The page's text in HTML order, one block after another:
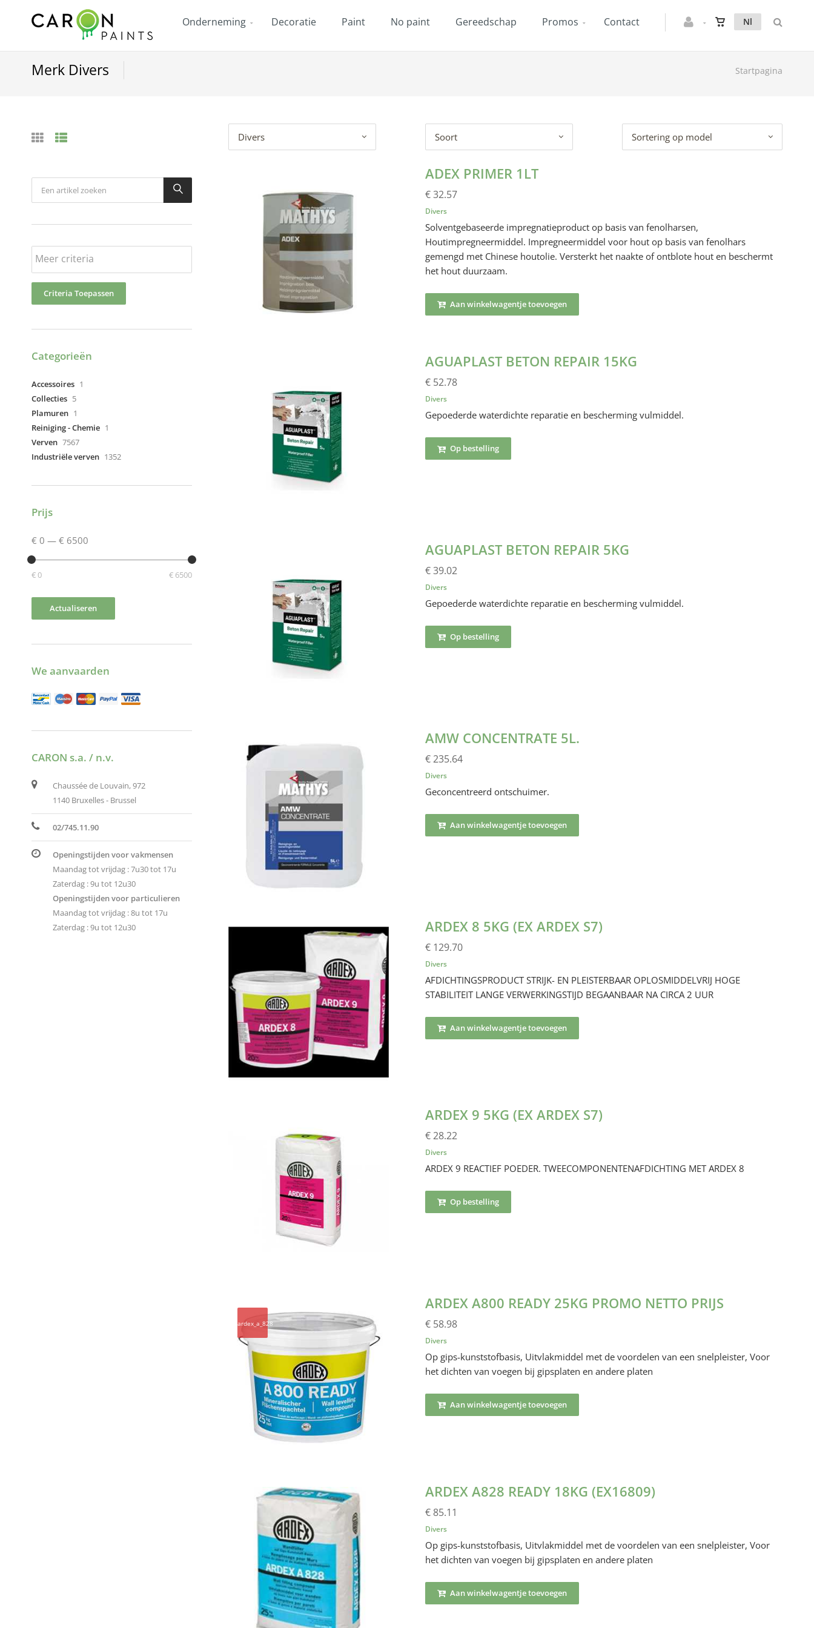
Nl
Onderneming Decoratie Paint No paint Gereedschap Promos Contact
Merk Divers Startpagina
Divers Soort Sortering op model
ADEX PRIMER 1LT
€ 32.57
Divers
Solventgebaseerde impregnatieproduct op basis van fenolharsen,
Houtimpregneermiddel. Impregneermiddel voor hout op basis van fenolhars
gemengd met Chinese houtolie. Versterkt het naakte of ontblote hout en beschermt
het hout duurzaam.
Aan winkelwagentje toevoegen
AGUAPLAST BETON REPAIR 15KG
€ 52.78
Divers
Gepoederde waterdichte reparatie en bescherming vulmiddel.
Op bestelling
AGUAPLAST BETON REPAIR 5KG
€ 39.02
Divers
Gepoederde waterdichte reparatie en bescherming vulmiddel.
Op bestelling
AMW CONCENTRATE 5L.
€ 235.64
Divers
Geconcentreerd ontschuimer.
Aan winkelwagentje toevoegen
ARDEX 8 5KG (EX ARDEX S7)
€ 129.70
Divers
AFDICHTINGSPRODUCT STRIJK- EN PLEISTERBAAR OPLOSMIDDELVRIJ HOGE
STABILITEIT LANGE VERWERKINGSTIJD BEGAANBAAR NA CIRCA 2 UUR
Aan winkelwagentje toevoegen
ARDEX 9 5KG (EX ARDEX S7)
€ 28.22
Divers
ARDEX 9 REACTIEF POEDER. TWEECOMPONENTENAFDICHTING MET ARDEX 8
Op bestelling
ardex_a_828
ARDEX A800 READY 25KG PROMO NETTO PRIJS
€ 58.98
Divers
Op gips-kunststofbasis, Uitvlakmiddel met de voordelen van een snelpleister, Voor
het dichten van voegen bij gipsplaten en andere platen
Aan winkelwagentje toevoegen
ARDEX A828 READY 18KG (EX16809)
€ 85.11
Divers
Op gips-kunststofbasis, Uitvlakmiddel met de voordelen van een snelpleister, Voor
het dichten van voegen bij gipsplaten en andere platen
Aan winkelwagentje toevoegen
Criteria Toepassen
Categorieën
Accessoires 1
Collecties 5
Plamuren 1
Reiniging - Chemie 1
Verven 7567
Industriële verven 1352
Prijs
€ 0 — € 6500
€ 0 € 6500
Actualiseren
We aanvaarden
CARON s.a. / n.v.
Chaussée de Louvain, 972
1140 Bruxelles - Brussel
02/745.11.90
Openingstijden voor vakmensen
Maandag tot vrijdag : 7u30 tot 17u
Zaterdag : 9u tot 12u30
Openingstijden voor particulieren
Maandag tot vrijdag : 8u tot 17u
Zaterdag : 9u tot 12u30